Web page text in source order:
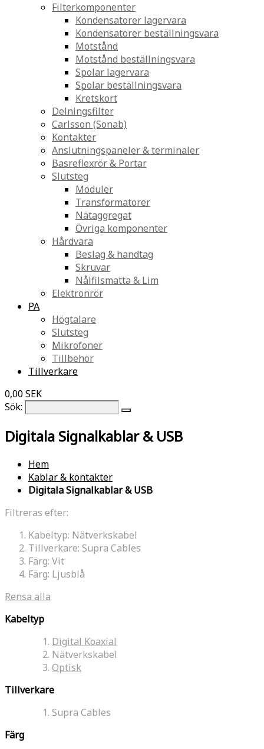
Filterkomponenter
Kondensatorer lagervara
Kondensatorer beställningsvara
Motstånd
Motstånd beställningsvara
Spolar lagervara
Spolar beställningsvara
Kretskort
Delningsfilter
Carlsson (Sonab)
Kontakter
Anslutningspaneler & terminaler
Basreflexrör & Portar
Slutsteg
Moduler
Transformatorer
Nätaggregat
Övriga komponenter
Hårdvara
Beslag & handtag
Skruvar
Nålfilsmatta & Lim
Elektronrör
PA
Högtalare
Slutsteg
Mikrofoner
Tillbehör
Tillverkare
0,00 SEK
Sök:
Digitala Signalkablar & USB
Hem
Kablar & kontakter
Digitala Signalkablar & USB
Filtreras efter:
Kabeltyp: Nätverkskabel
Tillverkare: Supra Cables
Färg: Vit
Färg: Ljusblå
Rensa alla
Kabeltyp
Digital Koaxial
Nätverkskabel
Optisk
Tillverkare
Supra Cables
Färg